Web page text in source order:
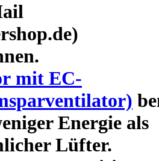
mit EC-
Energie als
Lüfter.